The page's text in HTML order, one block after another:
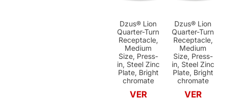
Dzus® Lion
Quarter-Turn
Receptacle,
Medium
Size, Press-
in, Steel Zinc
Plate, Bright
chromate
VER
Dzus® Lion
Quarter-Turn
Receptacle,
Medium
Size, Press-
in, Steel Zinc
Plate, Bright
chromate
VER